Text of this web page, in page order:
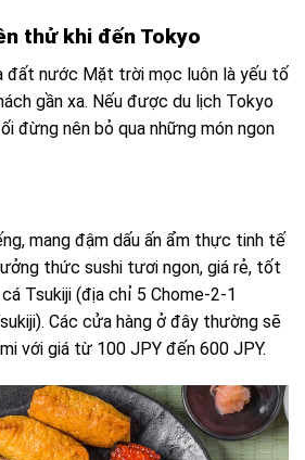
thử khi đến Tokyo
đất nước Mặt trời mọc luôn là yếu tố
gần xa. Nếu được du lịch Tokyo
đừng nên bỏ qua những món ngon
mang đậm dấu ấn ẩm thực tinh tế
thức sushi tươi ngon, giá rẻ, tốt
Tsukiji (địa chỉ 5 Chome-2-1
Các cửa hàng ở đây thường sẽ
với giá từ 100 JPY đến 600 JPY.